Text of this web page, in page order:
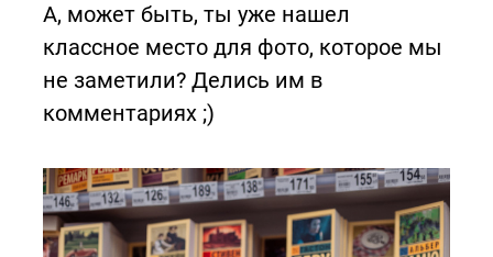
А, может быть, ты уже нашел
классное место для фото, которое мы
не заметили? Делись им в
комментариях ;)